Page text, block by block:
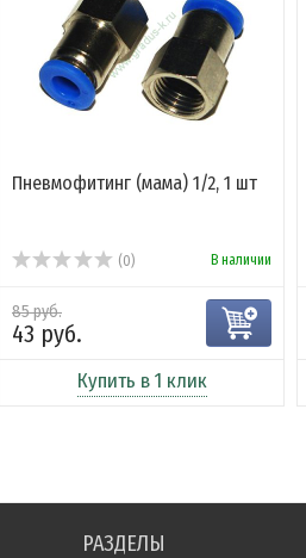
Пневмофитинг (мама) 1/2, 1 шт
(0) В наличии
85 руб.
43 руб.
Купить в 1 клик
РАЗДЕЛЫ